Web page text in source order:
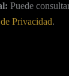
Puede
Privacidad.